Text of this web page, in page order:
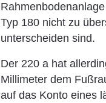
Typ 180 nicht zu
unterscheiden sind.
Der 220 a hat
Millimeter dem
auf das Konto eines